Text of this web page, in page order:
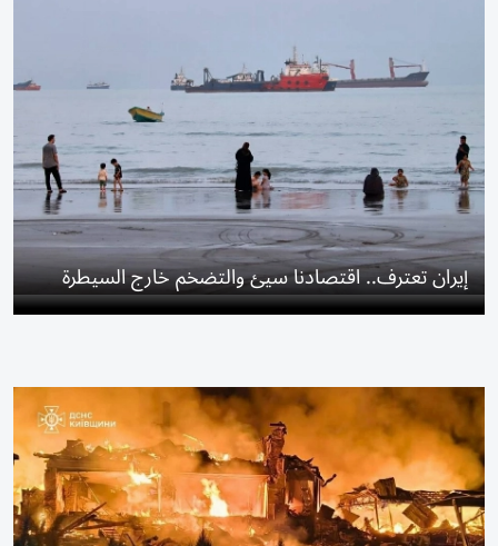
إيران تعترف.. اقتصادنا سيئ والتضخم خارج السيطرة